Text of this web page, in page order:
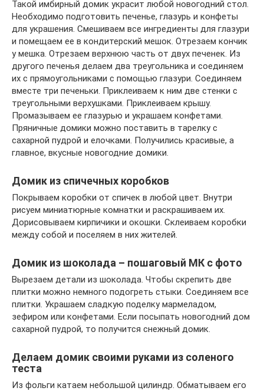
Такой имбирный домик украсит любой новогодний стол.
Необходимо подготовить печенье, глазурь и конфеты
для украшения. Смешиваем все ингредиенты для глазури
и помещаем ее в кондитерский мешок. Отрезаем кончик
у мешка. Отрезаем верхнюю часть от двух печенек. Из
другого печенья делаем два треугольника и соединяем
их с прямоугольниками с помощью глазури. Соединяем
вместе три печеньки. Приклеиваем к ним две стенки с
треугольными верхушками. Приклеиваем крышу.
Промазываем ее глазурью и украшаем конфетами.
Пряничные домики можно поставить в тарелку с
сахарной пудрой и елочками. Получились красивые, а
главное, вкусные новогодние домики.
Домик из спичечных коробков
Покрываем коробки от спичек в любой цвет. Внутри
рисуем миниатюрные комнатки и раскрашиваем их.
Дорисовываем кирпичики и окошки. Склеиваем коробки
между собой и поселяем в них жителей.
Домик из шоколада – пошаговый МК с фото
Вырезаем детали из шоколада. Чтобы скрепить две
плитки можно немного подогреть стыки. Соединяем все
плитки. Украшаем сладкую поделку мармеладом,
зефиром или конфетами. Если посыпать новогодний дом
сахарной пудрой, то получится снежный домик.
Делаем домик своими руками из соленого
теста
Из фольги катаем небольшой цилиндр. Обматываем его